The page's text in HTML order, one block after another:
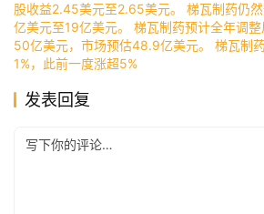
快
讯
司
股收益2.45美元至2.65美元。 梯瓦制药仍
亿美元至19亿美元。 梯瓦制药预计全年调
50亿美元，市场预估48.9亿美元。 梯瓦制
1%，此前一度涨超5%
发表回复